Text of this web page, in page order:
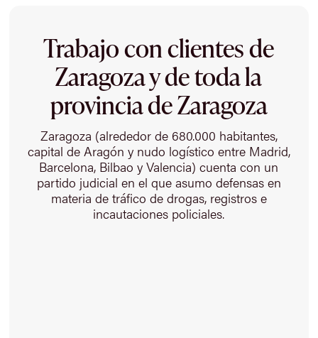
Trabajo con clientes de
Zaragoza y de toda la
provincia de Zaragoza
Zaragoza (alrededor de 680.000 habitantes,
capital de Aragón y nudo logístico entre Madrid,
Barcelona, Bilbao y Valencia) cuenta con un
partido judicial en el que asumo defensas en
materia de tráfico de drogas, registros e
incautaciones policiales.